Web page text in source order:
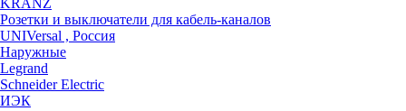
KRANZ
Розетки и выключатели для кабель-каналов
UNIVersal , Россия
Наружные
Legrand
Schneider Electric
ИЭК